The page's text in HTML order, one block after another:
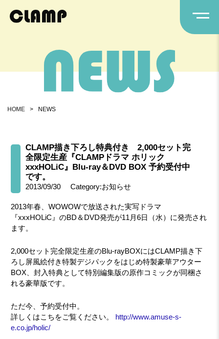
HOME > NEWS
CLAMP描き下ろし特典付き 2,000セット完
全限定生産『CLAMPドラマ ホリック
xxxHOLiC』Blu-ray＆DVD BOX 予約受付中
です。
2013/09/30 Category:お知らせ
2013年春、WOWOWで放送された実写ドラマ
『xxxHOLiC』のBD＆DVD発売が11月6日（水）に発売され
ます。
2,000セット完全限定生産のBlu-rayBOXにはCLAMP描き下
ろし屏風絵付き特製デジパックをはじめ特製豪華アウター
BOX、封入特典として特別編集版の原作コミックが同梱さ
れる豪華版です。
ただ今、予約受付中。
詳しくはこちをご覧ください。 http://www.amuse-s-
e.co.jp/holic/